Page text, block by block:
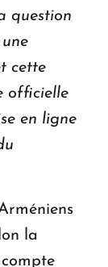
question
cette
officielle
en ligne
la